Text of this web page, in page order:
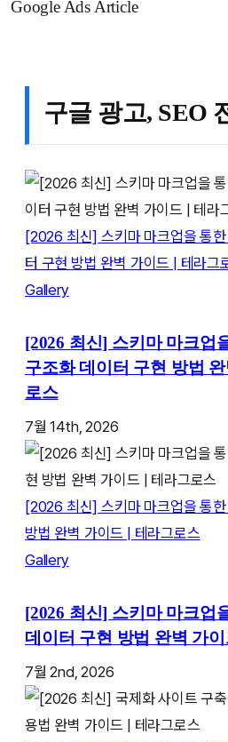
Google Ads Article
구글 광고, SEO
[2026 최신] 스키마 마크업을 통한
터 구현 방법 완벽 가이드 | 테라그
Gallery
[2026 최신] 스키마 마크업
구조화 데이터 구현 방법
로스
7월 14th, 2026
[2026 최신] 스키마 마크업을 통
방법 완벽 가이드 | 테라그로스
Gallery
[2026 최신] 스키마 마크업
데이터 구현 방법 완벽 가
7월 2nd, 2026